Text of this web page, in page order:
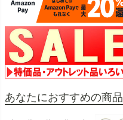
あなたにおすすめの商品